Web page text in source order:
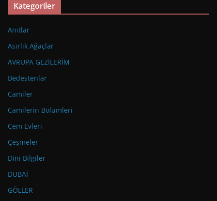
Kategoriler
Anıtlar
Asırlık Ağaçlar
AVRUPA GEZİLERİM
Bedestenlar
Camiler
Camilerin Bölümleri
Cem Evleri
Çeşmeler
Dini Bilgiler
DUBAİ
GÖLLER